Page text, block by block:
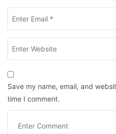
Save my name, email, and
time I comment.